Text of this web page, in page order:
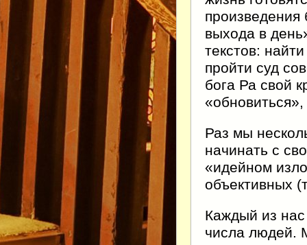
выхода в
текстов:
пройти суд
бога Ра свой
«обновиться»,
Раз мы
начинать с
«идейном
объективных
Каждый из
числа людей.